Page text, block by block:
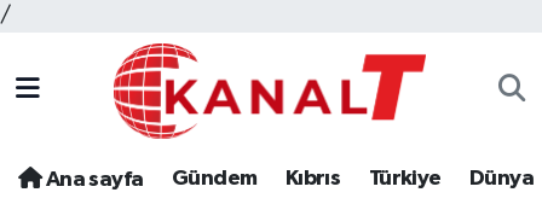
/
Ana sayfa Gündem Kıbrıs Türkiye Dünya